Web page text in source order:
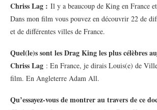
Chriss Lag : Il y a beaucoup de King en France
Dans mon film vous pouvez en découvrir 22 de
et de différentes villes de France.
Quel(le)s sont les Drag King les plus célèbres
Chriss Lag : En France, je dirais Louis(e) de
film. En Angleterre Adam All.
Qu’essayez-vous de montrer au travers de ce